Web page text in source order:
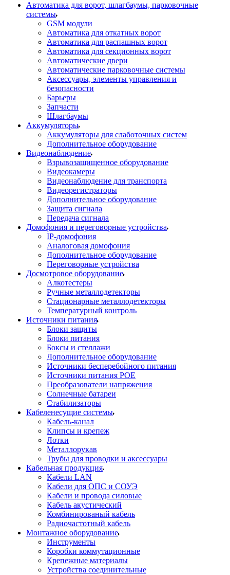
Автоматика для ворот, шлагбаумы, парковочные
системы
GSM модули
Автоматика для откатных ворот
Автоматика для распашных ворот
Автоматика для секционных ворот
Автоматические двери
Автоматические парковочные системы
Аксессуары, элементы управления и
безопасности
Барьеры
Запчасти
Шлагбаумы
Аккумуляторы
Аккумуляторы для слаботочных систем
Дополнительное оборудование
Видеонаблюдение
Взрывозащищенное оборудование
Видеокамеры
Видеонаблюдение для транспорта
Видеорегистраторы
Дополнительное оборудование
Защита сигнала
Передача сигнала
Домофония и переговорные устройства
IP-домофония
Аналоговая домофония
Дополнительное оборудование
Переговорные устройства
Досмотровое оборудование
Алкотестеры
Ручные металлодетекторы
Стационарные металлодетекторы
Температурный контроль
Источники питания
Блоки защиты
Блоки питания
Боксы и стеллажи
Дополнительное оборудование
Источники бесперебойного питания
Источники питания POE
Преобразователи напряжения
Солнечные батареи
Стабилизаторы
Кабеленесущие системы
Кабель-канал
Клипсы и крепеж
Лотки
Металлорукав
Трубы для проводки и аксессуары
Кабельная продукция
Кабели LAN
Кабели для ОПС и СОУЭ
Кабели и провода силовые
Кабель акустический
Комбинированый кабель
Радиочастотный кабель
Монтажное оборудование
Инструменты
Коробки коммутационные
Крепежные материалы
Устройства соединительные